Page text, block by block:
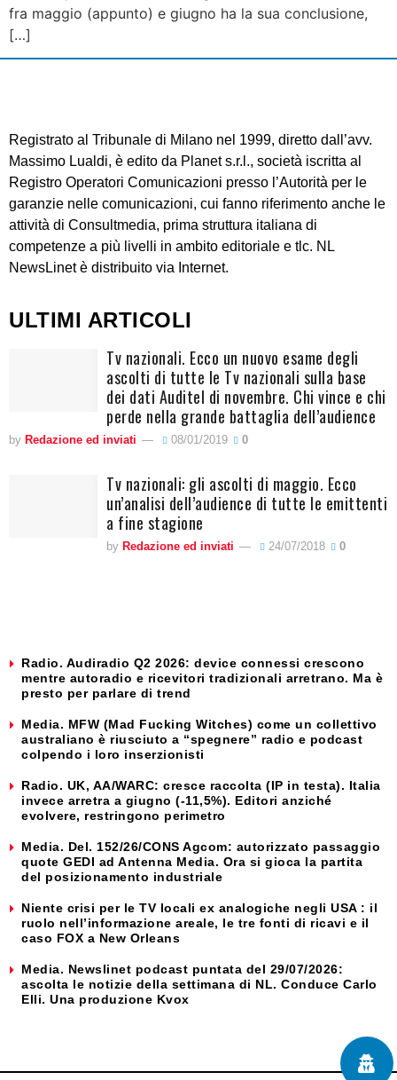
fra maggio (appunto) e giugno ha la sua conclusione,
[…]
Registrato al Tribunale di Milano nel 1999, diretto dall’avv.
Massimo Lualdi, è edito da Planet s.r.l., società iscritta al
Registro Operatori Comunicazioni presso l’Autorità per le
garanzie nelle comunicazioni, cui fanno riferimento anche le
attività di Consultmedia, prima struttura italiana di
competenze a più livelli in ambito editoriale e tlc. NL
NewsLinet è distribuito via Internet.
ULTIMI ARTICOLI
Tv nazionali. Ecco un nuovo esame degli
ascolti di tutte le Tv nazionali sulla base
dei dati Auditel di novembre. Chi vince e chi
perde nella grande battaglia dell’audience
by Redazione ed inviati 08/01/2019 0
Tv nazionali: gli ascolti di maggio. Ecco
un’analisi dell’audience di tutte le emittenti
a fine stagione
by Redazione ed inviati 24/07/2018 0
Radio. Audiradio Q2 2026: device connessi crescono
mentre autoradio e ricevitori tradizionali arretrano. Ma è
presto per parlare di trend
Media. MFW (Mad Fucking Witches) come un collettivo
australiano è riusciuto a “spegnere” radio e podcast
colpendo i loro inserzionisti
Radio. UK, AA/WARC: cresce raccolta (IP in testa). Italia
invece arretra a giugno (-11,5%). Editori anziché
evolvere, restringono perimetro
Media. Del. 152/26/CONS Agcom: autorizzato passaggio
quote GEDI ad Antenna Media. Ora si gioca la partita
del posizionamento industriale
Niente crisi per le TV locali ex analogiche negli USA : il
ruolo nell’informazione areale, le tre fonti di ricavi e il
caso FOX a New Orleans
Media. Newslinet podcast puntata del 29/07/2026:
ascolta le notizie della settimana di NL. Conduce Carlo
Elli. Una produzione Kvox